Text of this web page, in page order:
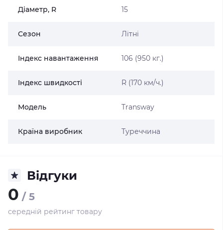
Діаметр, R 15
Сезон Літні
Індекс навантаження 106 (950 кг.)
Індекс швидкості R (170 км/ч.)
Модель Transway
Країна виробник Туреччина
Відгуки
0 / 5
середній рейтинг товару